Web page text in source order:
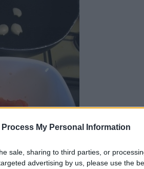
Process My Personal Information
sale, sharing to third parties, or
advertising by us, please use the